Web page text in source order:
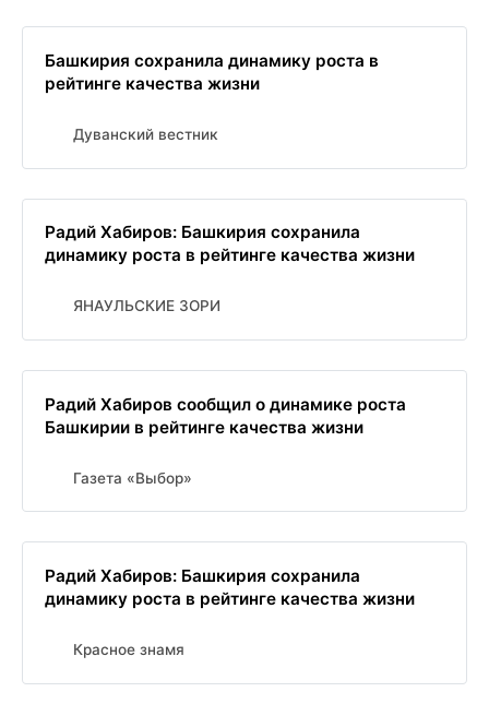
Башкирия сохранила динамику роста в
рейтинге качества жизни
Дуванский вестник
Радий Хабиров: Башкирия сохранила
динамику роста в рейтинге качества жизни
ЯНАУЛЬСКИЕ ЗОРИ
Радий Хабиров сообщил о динамике роста
Башкирии в рейтинге качества жизни
Газета «Выбор»
Радий Хабиров: Башкирия сохранила
динамику роста в рейтинге качества жизни
Красное знамя